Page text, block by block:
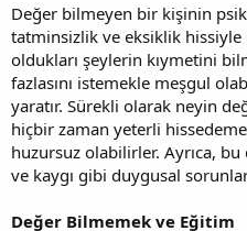
Değer bilmeyen bir kişinin
tatminsizlik ve eksiklik
oldukları şeylerin kıymetini
fazlasını istemekle meşgul
yaratır. Sürekli olarak neyin
hiçbir zaman yeterli
huzursuz olabilirler. Ayrıca,
ve kaygı gibi duygusal
Değer Bilmemek ve Eğitim